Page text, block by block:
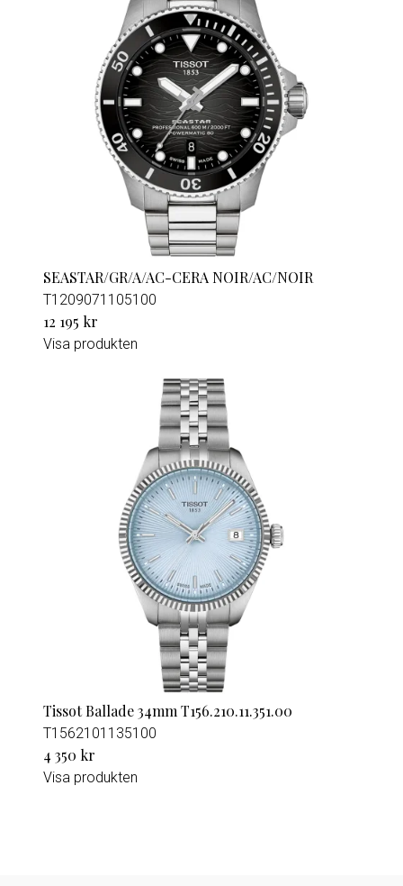
SEASTAR/GR/A/AC-CERA NOIR/AC/NOIR
T1209071105100
12 195 kr
Visa produkten
Tissot Ballade 34mm T156.210.11.351.00
T1562101135100
4 350 kr
Visa produkten